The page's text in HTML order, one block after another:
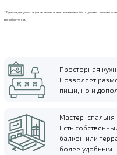
*Данная документация не является окончательной и подлежит только
приобретения.
Просторная
Позволяет
пищи, но и
Мастер-спальня
Есть
балкон или
более удобным